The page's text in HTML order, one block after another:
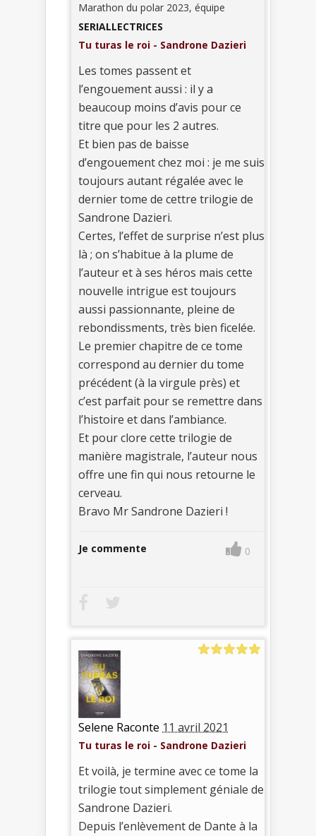
Marathon du polar 2023, équipe
SERIALLECTRICES
Tu turas le roi - Sandrone Dazieri
Les tomes passent et
l’engouement aussi : il y a
beaucoup moins d’avis pour ce
titre que pour les 2 autres.
Et bien pas de baisse
d’engouement chez moi : je me suis
toujours autant régalée avec le
dernier tome de cettre trilogie de
Sandrone Dazieri.
Certes, l’effet de surprise n’est plus
là ; on s’habitue à la plume de
l’auteur et à ses héros mais cette
nouvelle intrigue est toujours
aussi passionnante, pleine de
rebondissments, très bien ficelée.
Le premier chapitre de ce tome
correspond au dernier du tome
précédent (à la virgule près) et
c’est parfait pour se remettre dans
l’histoire et dans l’ambiance.
Et pour clore cette trilogie de
manière magistrale, l’auteur nous
offre une fin qui nous retourne le
cerveau.
Bravo Mr Sandrone Dazieri !
Je commente 0
Selene Raconte 11 avril 2021
Tu turas le roi - Sandrone Dazieri
Et voilà, je termine avec ce tome la
trilogie tout simplement géniale de
Sandrone Dazieri.
Depuis l’enlèvement de Dante à la